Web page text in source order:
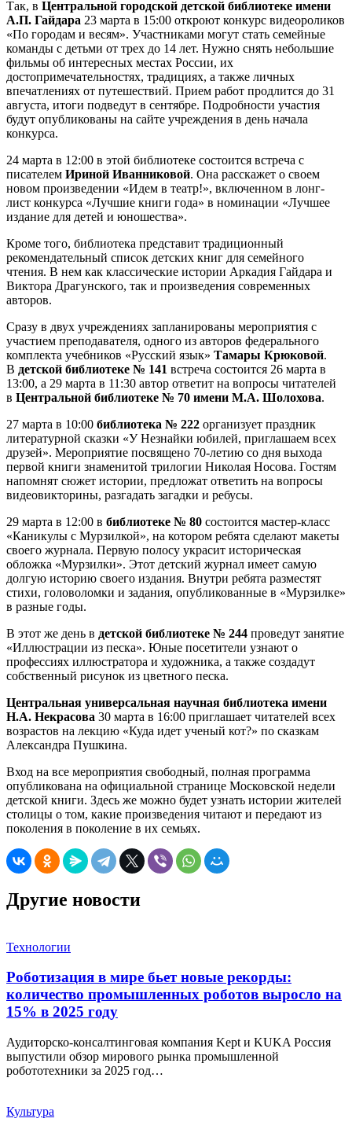
Так, в Центральной городской детской библиотеке имени
А.П. Гайдара 23 марта в 15:00 откроют конкурс видеороликов
«По городам и весям». Участниками могут стать семейные
команды с детьми от трех до 14 лет. Нужно снять небольшие
фильмы об интересных местах России, их
достопримечательностях, традициях, а также личных
впечатлениях от путешествий. Прием работ продлится до 31
августа, итоги подведут в сентябре. Подробности участия
будут опубликованы на сайте учреждения в день начала
конкурса.
24 марта в 12:00 в этой библиотеке состоится встреча с
писателем Ириной Иванниковой. Она расскажет о своем
новом произведении «Идем в театр!», включенном в лонг-
лист конкурса «Лучшие книги года» в номинации «Лучшее
издание для детей и юношества».
Кроме того, библиотека представит традиционный
рекомендательный список детских книг для семейного
чтения. В нем как классические истории Аркадия Гайдара и
Виктора Драгунского, так и произведения современных
авторов.
Сразу в двух учреждениях запланированы мероприятия с
участием преподавателя, одного из авторов федерального
комплекта учебников «Русский язык» Тамары Крюковой.
В детской библиотеке № 141 встреча состоится 26 марта в
13:00, а 29 марта в 11:30 автор ответит на вопросы читателей
в Центральной библиотеке № 70 имени М.А. Шолохова.
27 марта в 10:00 библиотека № 222 организует праздник
литературной сказки «У Незнайки юбилей, приглашаем всех
друзей». Мероприятие посвящено 70-летию со дня выхода
первой книги знаменитой трилогии Николая Носова. Гостям
напомнят сюжет истории, предложат ответить на вопросы
видеовикторины, разгадать загадки и ребусы.
29 марта в 12:00 в библиотеке № 80 состоится мастер-класс
«Каникулы с Мурзилкой», на котором ребята сделают макеты
своего журнала. Первую полосу украсит историческая
обложка «Мурзилки». Этот детский журнал имеет самую
долгую историю своего издания. Внутри ребята разместят
стихи, головоломки и задания, опубликованные в «Мурзилке»
в разные годы.
В этот же день в детской библиотеке № 244 проведут занятие
«Иллюстрации из песка». Юные посетители узнают о
профессиях иллюстратора и художника, а также создадут
собственный рисунок из цветного песка.
Центральная универсальная научная библиотека имени
Н.А. Некрасова 30 марта в 16:00 приглашает читателей всех
возрастов на лекцию «Куда идет ученый кот?» по сказкам
Александра Пушкина.
Вход на все мероприятия свободный, полная программа
опубликована на официальной странице Московской недели
детской книги. Здесь же можно будет узнать истории жителей
столицы о том, какие произведения читают и передают из
поколения в поколение в их семьях.
Другие новости
Технологии
Роботизация в мире бьет новые рекорды:
количество промышленных роботов выросло на
15% в 2025 году
Аудиторско-консалтинговая компания Kept и KUKA Россия
выпустили обзор мирового рынка промышленной
робототехники за 2025 год…
Культура